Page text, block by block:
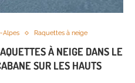
Alpes Raquettes à neige
À NEIGE DANS LE
SUR LES HAUTS